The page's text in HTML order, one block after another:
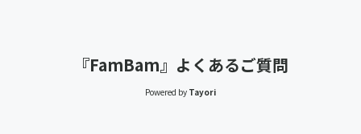
『FamBam』よくあるご質問
Powered by Tayori